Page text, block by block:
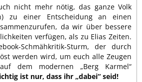
nicht mehr nötig, das ganze Volk
zu einer Entscheidung an einen
da wir über bessere
verfügen, als zu Elias Zeiten.
Schmähkritik-Sturm, der durch
werden wird, um euch alle Zeugen
dem modernen „Berg Karmel“
ist nur, dass ihr „dabei“ seid!